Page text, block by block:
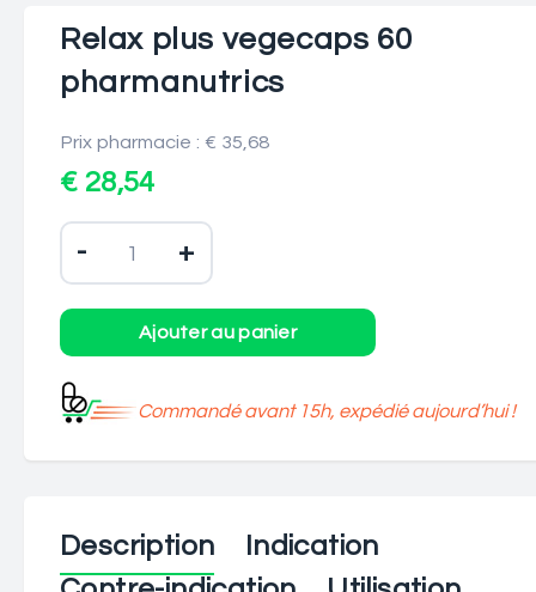
Relax plus vegecaps 60
pharmanutrics
Prix pharmacie : € 35,68
€ 28,54
- +
Commandé avant 15h, expédié aujourd’hui !
Description
Indication